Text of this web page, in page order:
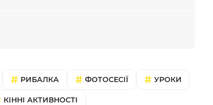
РИБАЛКА ФОТОСЕСІЇ УРОКИ
КІННІ АКТИВНОСТІ